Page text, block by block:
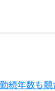
続年数も